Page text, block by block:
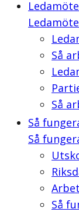
Så
Så
Så
Så
Så